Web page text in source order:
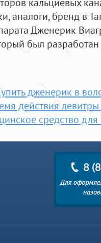
аналоги, бренд в
Дженерик
был
дженерик в
действия
средство для